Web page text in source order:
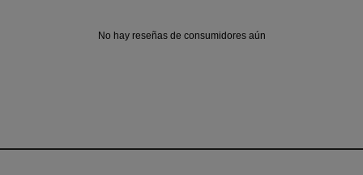
No hay reseñas de consumidores aún